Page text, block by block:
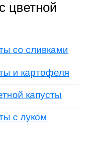
цветной
со сливками
и картофеля
капусты
с луком